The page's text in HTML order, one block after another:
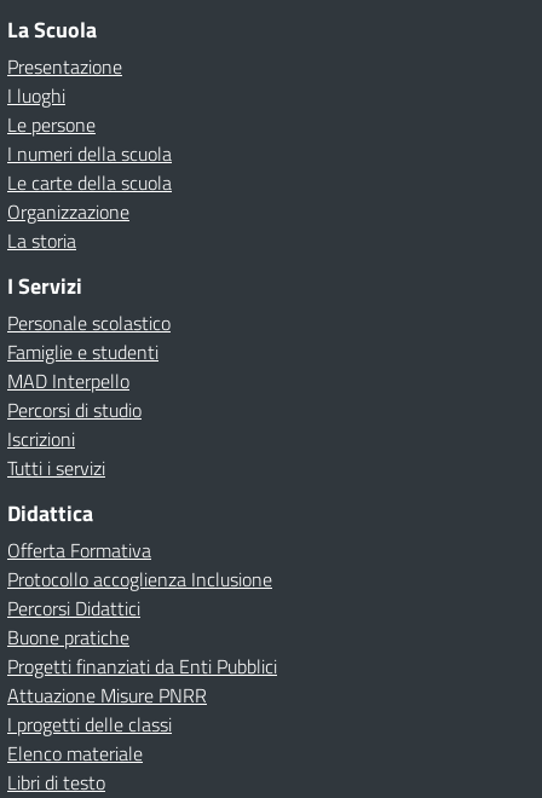
La Scuola
Presentazione
I luoghi
Le persone
I numeri della scuola
Le carte della scuola
Organizzazione
La storia
I Servizi
Personale scolastico
Famiglie e studenti
MAD Interpello
Percorsi di studio
Iscrizioni
Tutti i servizi
Didattica
Offerta Formativa
Protocollo accoglienza Inclusione
Percorsi Didattici
Buone pratiche
Progetti finanziati da Enti Pubblici
Attuazione Misure PNRR
I progetti delle classi
Elenco materiale
Libri di testo